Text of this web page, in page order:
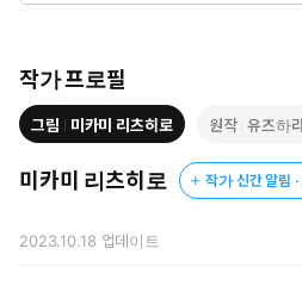
작가 프로필
그림 미카미 리츠히로 원작 유즈하
미카미 리츠히로 작가 신간 알림 ·
2023.10.18 업데이트